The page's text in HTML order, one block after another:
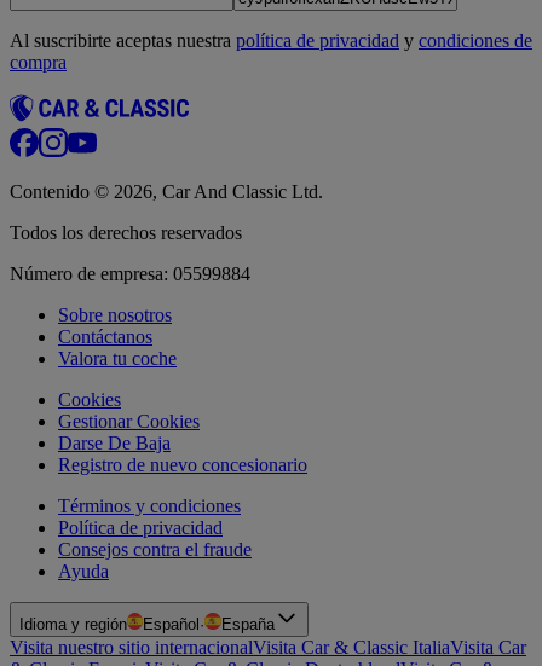
Al suscribirte aceptas nuestra política de privacidad y condiciones de
compra
Contenido © 2026, Car And Classic Ltd.
Todos los derechos reservados
Número de empresa: 05599884
Sobre nosotros
Contáctanos
Valora tu coche
Cookies
Gestionar Cookies
Darse De Baja
Registro de nuevo concesionario
Términos y condiciones
Política de privacidad
Consejos contra el fraude
Ayuda
Idioma y región Español· España
Visita nuestro sitio internacionalVisita Car & Classic ItaliaVisita Car